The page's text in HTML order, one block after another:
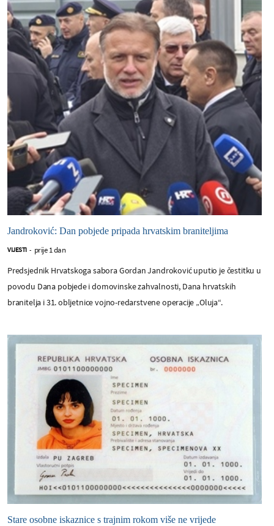
Jandroković: Dan pobjede pripada hrvatskim braniteljima
VIJESTI - prije 1 dan
Predsjednik Hrvatskoga sabora Gordan Jandroković uputio je čestitku u
povodu Dana pobjede i domovinske zahvalnosti, Dana hrvatskih
branitelja i 31. obljetnice vojno-redarstvene operacije „Oluja“.
Stare osobne iskaznice s trajnim rokom više ne vrijede